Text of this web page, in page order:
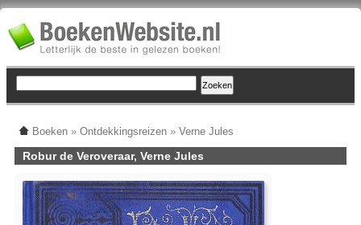
Boeken » Ontdekkingsreizen » Verne Jules
Robur de Veroveraar, Verne Jules